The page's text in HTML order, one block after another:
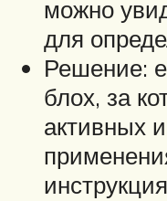
можно
для
Решение:
блох, за
активных